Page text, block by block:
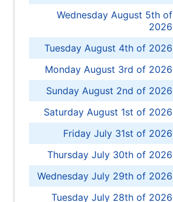
Wednesday August 5th of
2026
Tuesday August 4th of 2026
Monday August 3rd of 2026
Sunday August 2nd of 2026
Saturday August 1st of 2026
Friday July 31st of 2026
Thursday July 30th of 2026
Wednesday July 29th of 2026
Tuesday July 28th of 2026